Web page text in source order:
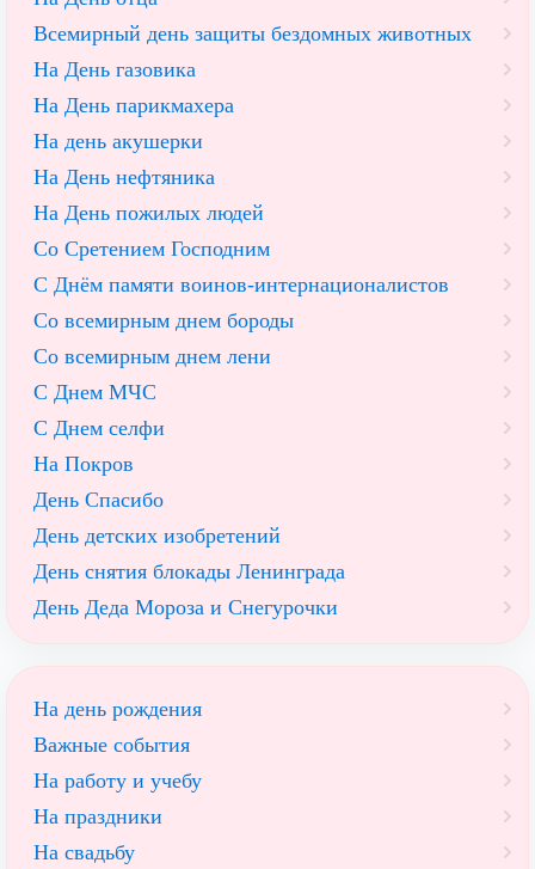
Всемирный день защиты бездомных животных
На День газовика
На День парикмахера
На день акушерки
На День нефтяника
На День пожилых людей
Со Сретением Господним
С Днём памяти воинов-интернационалистов
Со всемирным днем бороды
Со всемирным днем лени
С Днем МЧС
С Днем селфи
На Покров
День Спасибо
День детских изобретений
День снятия блокады Ленинграда
День Деда Мороза и Снегурочки
На день рождения
Важные события
На работу и учебу
На праздники
На свадьбу